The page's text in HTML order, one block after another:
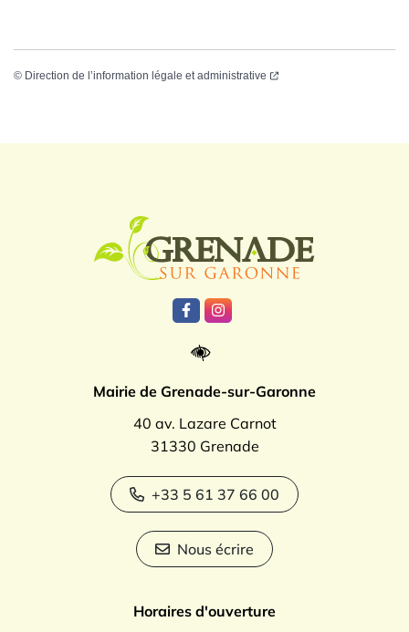
© Direction de l’information légale et administrative
Lien vers le compte Facebook
Lien vers le compte
Mairie de Grenade-sur-Garonne
40 av. Lazare Carnot
31330 Grenade
+33 5 61 37 66 00
Nous écrire
Horaires d'ouverture